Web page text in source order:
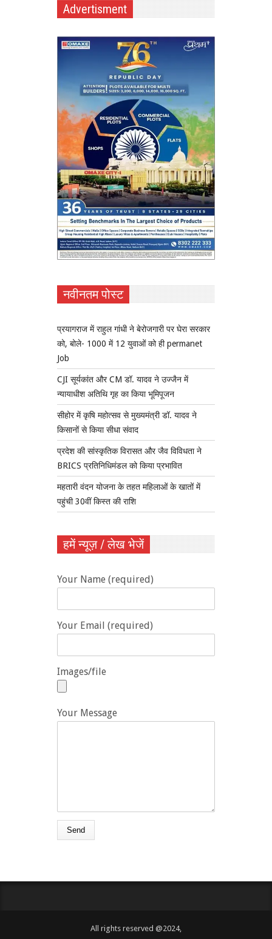
Advertisment
नवीनतम पोस्ट
प्रयागराज में राहुल गांधी ने बेरोजगारी पर घेरा सरकार
को, बोले- 1000 में 12 युवाओं को ही permanet
Job
CJI सूर्यकांत और CM डॉ. यादव ने उज्जैन में
न्यायाधीश अतिथि गृह का किया भूमिपूजन
सीहोर में कृषि महोत्सव से मुख्यमंत्री डॉ. यादव ने
किसानों से किया सीधा संवाद
प्रदेश की सांस्कृतिक विरासत और जैव विविधता ने
BRICS प्रतिनिधिमंडल को किया प्रभावित
महतारी वंदन योजना के तहत महिलाओं के खातों में
पहुंची 30वीं किस्त की राशि
हमें न्यूज़ / लेख भेजें
Your Name (required)
Your Email (required)
Images/file
Your Message
All rights reserved @2024,